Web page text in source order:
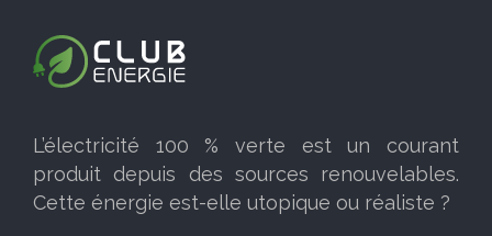
L’électricité 100 % verte est un courant
produit depuis des sources renouvelables.
Cette énergie est-elle utopique ou réaliste ?